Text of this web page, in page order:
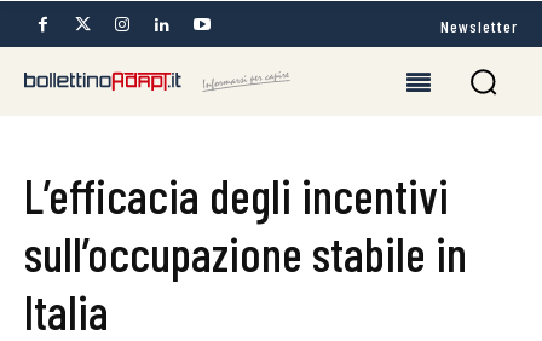
Newsletter
L’efficacia degli incentivi
sull’occupazione stabile in
Italia